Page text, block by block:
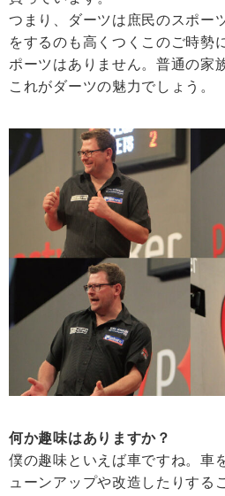
つまり、ダーツは庶民のスポー
をするのも高くつくこのご時勢
ポーツはありません。普通の家
これがダーツの魅力でしょう。
何か趣味はありますか？
僕の趣味といえば車ですね。車
ューンアップや改造したりする